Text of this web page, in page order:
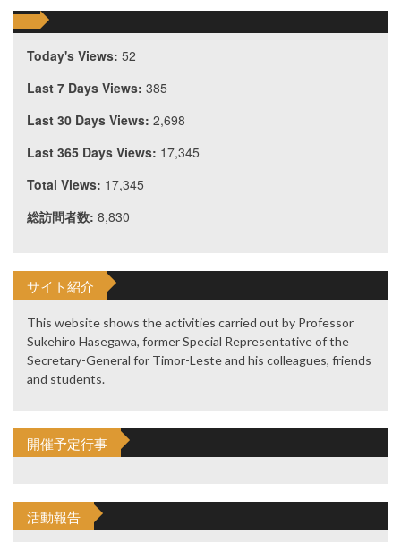
Today's Views: 52
Last 7 Days Views: 385
Last 30 Days Views: 2,698
Last 365 Days Views: 17,345
Total Views: 17,345
総訪問者数: 8,830
サイト紹介
This website shows the activities carried out by Professor
Sukehiro Hasegawa, former Special Representative of the
Secretary-General for Timor-Leste and his colleagues, friends
and students.
開催予定行事
活動報告